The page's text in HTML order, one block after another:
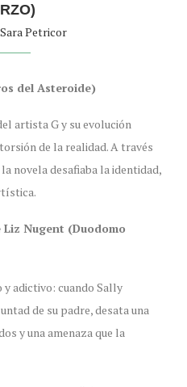
Sara Petricor
del Asteroide)
artista G y su evolución
de la realidad. A través
novela desafiaba la identidad,
Liz Nugent (Duodomo
adictivo: cuando Sally
de su padre, desata una
y una amenaza que la